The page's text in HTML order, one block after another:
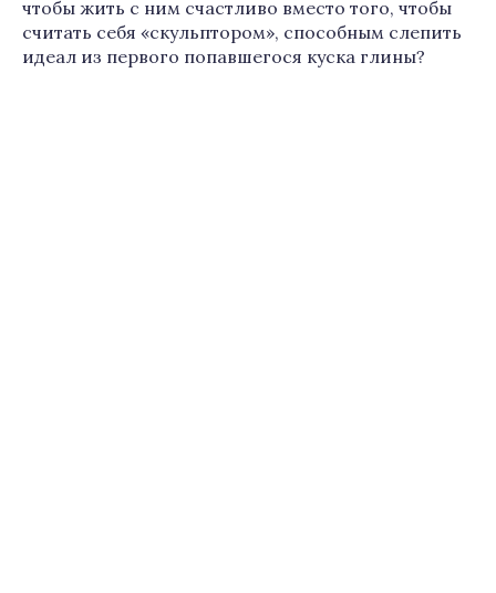
чтобы жить с ним счастливо вместо того, чтобы
считать себя «скульптором», способным слепить
идеал из первого попавшегося куска глины?